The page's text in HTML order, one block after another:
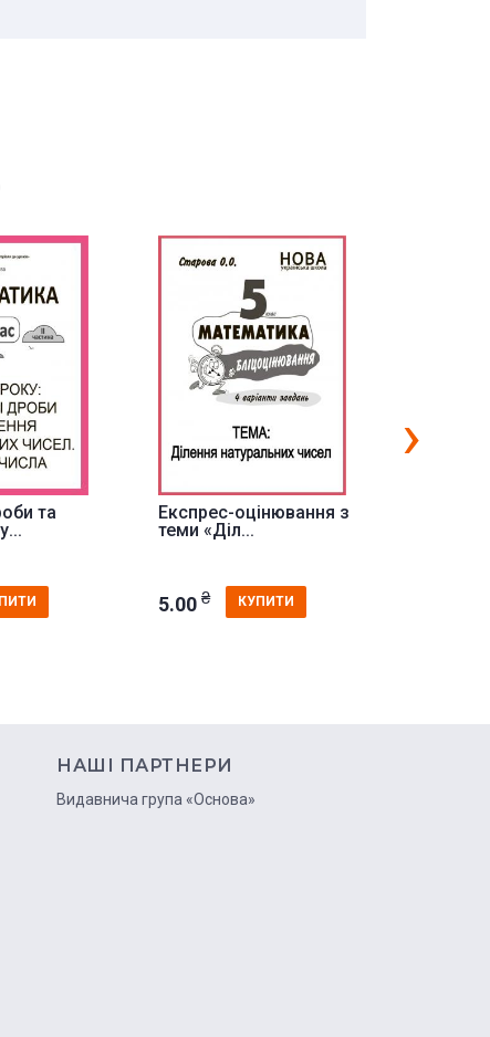
та
Експрес-оцінювання з
теми «Діл...
5.00 ₴ КУПИТИ
›
НАШІ ПАРТНЕРИ
Видавнича група «Основа»